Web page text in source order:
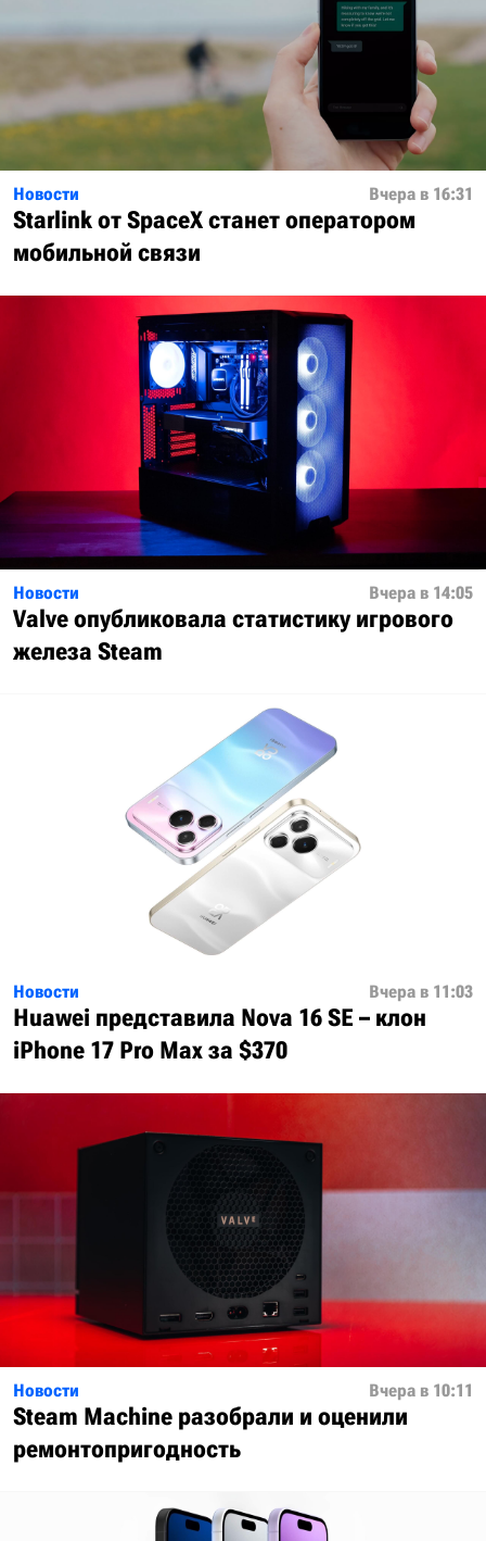
Новости Вчера в 16:31
Starlink от SpaceX станет оператором
мобильной связи
Новости Вчера в 14:05
Valve опубликовала статистику игрового
железа Steam
Новости Вчера в 11:03
Huawei представила Nova 16 SE – клон
iPhone 17 Pro Max за $370
Новости Вчера в 10:11
Steam Machine разобрали и оценили
ремонтопригодность